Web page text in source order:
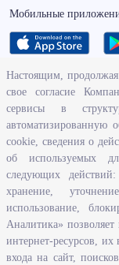
Мобильные
Исполнение
Человеческий
Информационная
Перечень
задачи и функции
и трудовых ресурсов
Развитие правовой
Настоящим,
свое согласие
сервисы в
автоматизированную
cookie, сведения о
об используемых
следующих действий:
хранение,
использование,
Аналитика» позволяет
интернет-ресурсов, их
входа на сайт,